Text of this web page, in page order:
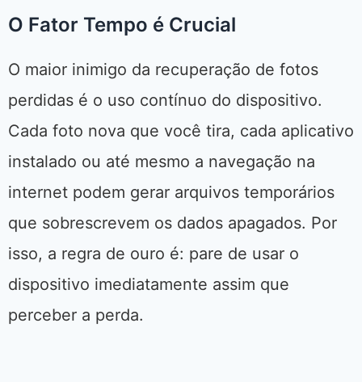
O Fator Tempo é Crucial
O maior inimigo da recuperação de fotos
perdidas é o uso contínuo do dispositivo.
Cada foto nova que você tira, cada aplicativo
instalado ou até mesmo a navegação na
internet podem gerar arquivos temporários
que sobrescrevem os dados apagados. Por
isso, a regra de ouro é: pare de usar o
dispositivo imediatamente assim que
perceber a perda.